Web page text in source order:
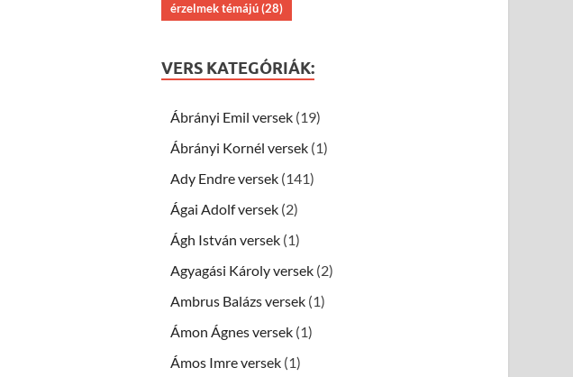
érzelmek témájú(28)
VERS KATEGÓRIÁK:
Ábrányi Emil versek (19)
Ábrányi Kornél versek (1)
Ady Endre versek (141)
Ágai Adolf versek (2)
Ágh István versek (1)
Agyagási Károly versek (2)
Ambrus Balázs versek (1)
Ámon Ágnes versek (1)
Ámos Imre versek (1)